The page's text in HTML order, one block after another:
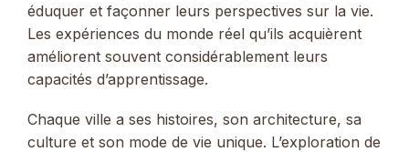
éduquer et façonner leurs perspectives sur la vie.
Les expériences du monde réel qu’ils acquièrent
améliorent souvent considérablement leurs
capacités d’apprentissage.
Chaque ville a ses histoires, son architecture, sa
culture et son mode de vie unique. L’exploration de